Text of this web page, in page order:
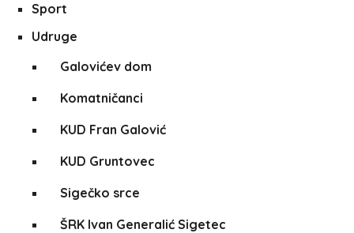
Sport
Udruge
Galovićev dom
Komatničanci
KUD Fran Galović
KUD Gruntovec
Sigečko srce
ŠRK Ivan Generalić Sigetec